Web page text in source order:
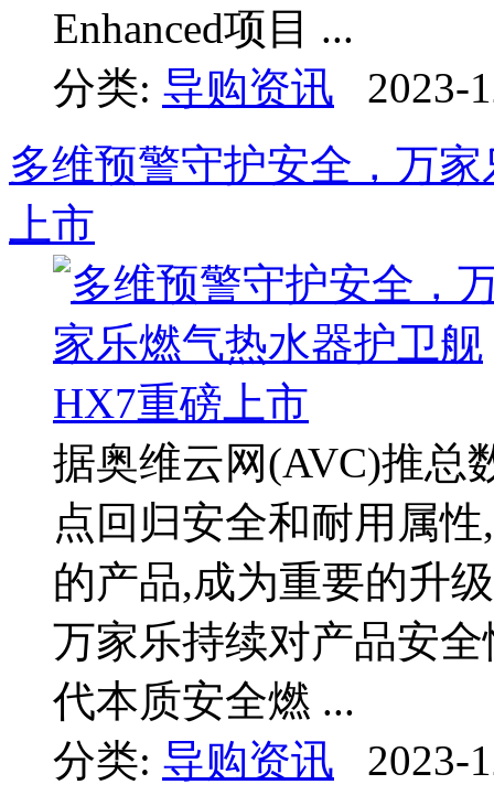
Enhanced项目 ...
分类: 导购资讯
2023-
多维预警守护安全，万
上市
据奥维云网(AVC)推总
点回归安全和耐用属
的产品,成为重要的升
万家乐持续对产品安
代本质安全燃 ...
分类: 导购资讯 2023-